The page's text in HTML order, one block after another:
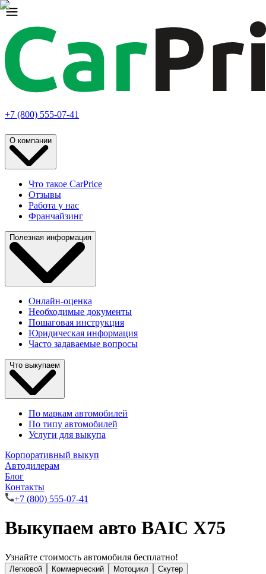
+7 (800) 555-07-41
О компании
Что такое CarPrice
Отзывы
Работа у нас
Франчайзинг
Полезная информация
Онлайн-оценка
Необходимые документы
Пошаговая инструкция
Юридическая информация
Часто задаваемые вопросы
Что выкупаем
По маркам автомобилей
По типу автомобилей
Услуги для выкупа
Корпоративный выкуп
Автодилерам
Блог
Контакты
+7 (800) 555-07-41
Выкупаем авто BAIC X75
Узнайте стоимость автомобиля бесплатно!
Легковой Коммерческий Мотоцикл Скутер